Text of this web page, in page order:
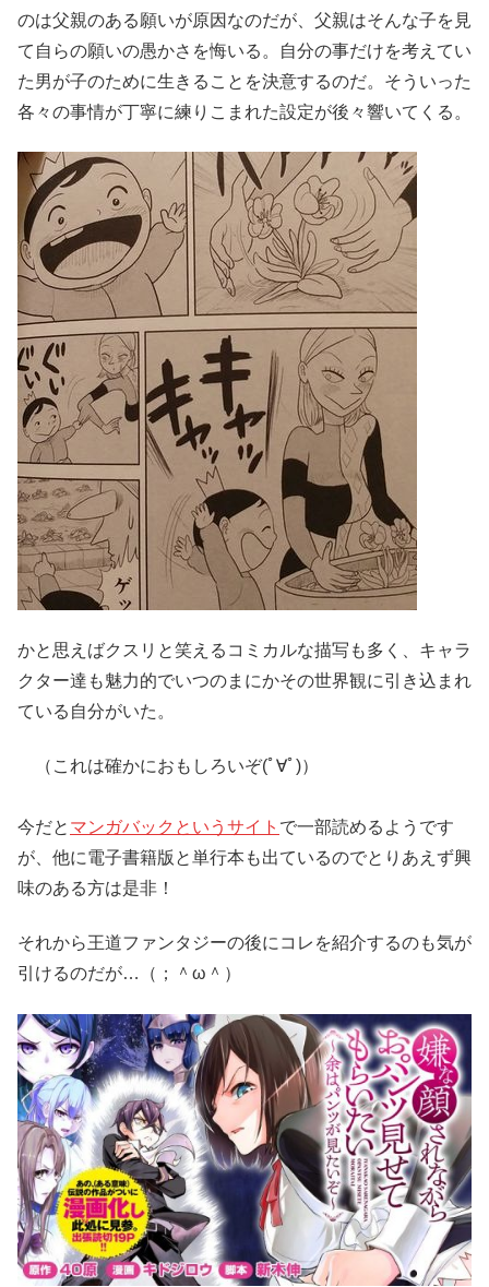
のは父親のある願いが原因なのだが、父親はそんな子を見
て自らの願いの愚かさを悔いる。自分の事だけを考えてい
た男が子のために生きることを決意するのだ。そういった
各々の事情が丁寧に練りこまれた設定が後々響いてくる。
かと思えばクスリと笑えるコミカルな描写も多く、キャラ
クター達も魅力的でいつのまにかその世界観に引き込まれ
ている自分がいた。
（これは確かにおもしろいぞ(ﾟ∀ﾟ)）
今だと マンガバックというサイト で一部読めるようです
が、他に電子書籍版と単行本も出ているのでとりあえず興
味のある方は是非！
それから王道ファンタジーの後にコレを紹介するのも気が
引けるのだが…（；＾ω＾）